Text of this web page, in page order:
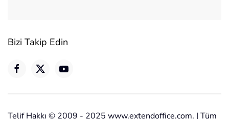
Bizi Takip Edin
Telif Hakkı © 2009 - 2025 www.extendoffice.com. | Tüm